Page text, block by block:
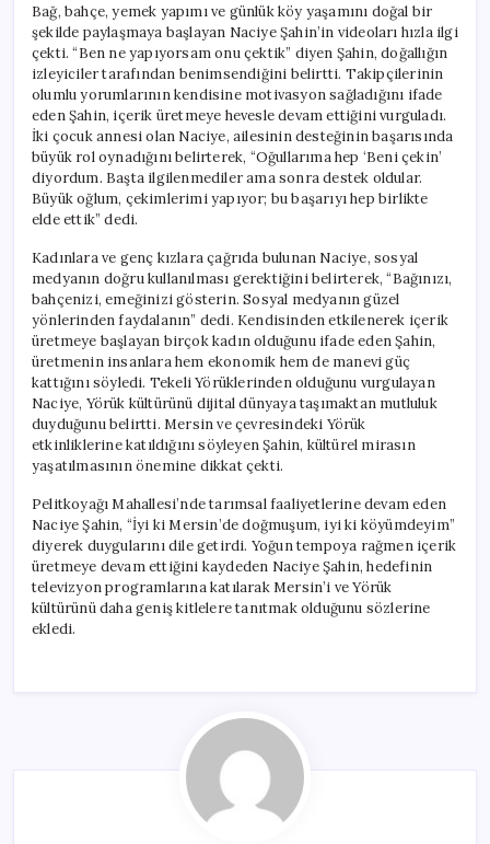
Bağ, bahçe, yemek yapımı ve günlük köy yaşamını doğal bir
şekilde paylaşmaya başlayan Naciye Şahin’in videoları hızla ilgi
çekti. “Ben ne yapıyorsam onu çektik” diyen Şahin, doğallığın
izleyiciler tarafından benimsendiğini belirtti. Takipçilerinin
olumlu yorumlarının kendisine motivasyon sağladığını ifade
eden Şahin, içerik üretmeye hevesle devam ettiğini vurguladı.
İki çocuk annesi olan Naciye, ailesinin desteğinin başarısında
büyük rol oynadığını belirterek, “Oğullarıma hep ‘Beni çekin’
diyordum. Başta ilgilenmediler ama sonra destek oldular.
Büyük oğlum, çekimlerimi yapıyor; bu başarıyı hep birlikte
elde ettik” dedi.
Kadınlara ve genç kızlara çağrıda bulunan Naciye, sosyal
medyanın doğru kullanılması gerektiğini belirterek, “Bağınızı,
bahçenizi, emeğinizi gösterin. Sosyal medyanın güzel
yönlerinden faydalanın” dedi. Kendisinden etkilenerek içerik
üretmeye başlayan birçok kadın olduğunu ifade eden Şahin,
üretmenin insanlara hem ekonomik hem de manevi güç
kattığını söyledi. Tekeli Yörüklerinden olduğunu vurgulayan
Naciye, Yörük kültürünü dijital dünyaya taşımaktan mutluluk
duyduğunu belirtti. Mersin ve çevresindeki Yörük
etkinliklerine katıldığını söyleyen Şahin, kültürel mirasın
yaşatılmasının önemine dikkat çekti.
Pelitkoyağı Mahallesi’nde tarımsal faaliyetlerine devam eden
Naciye Şahin, “İyi ki Mersin’de doğmuşum, iyi ki köyümdeyim”
diyerek duygularını dile getirdi. Yoğun tempoya rağmen içerik
üretmeye devam ettiğini kaydeden Naciye Şahin, hedefinin
televizyon programlarına katılarak Mersin’i ve Yörük
kültürünü daha geniş kitlelere tanıtmak olduğunu sözlerine
ekledi.